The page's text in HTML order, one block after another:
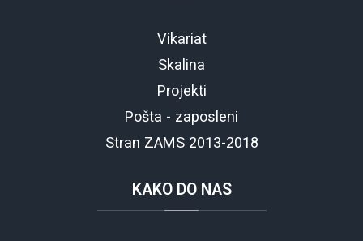
Vikariat
Skalina
Projekti
Pošta - zaposleni
Stran ZAMS 2013-2018
KAKODO NAS